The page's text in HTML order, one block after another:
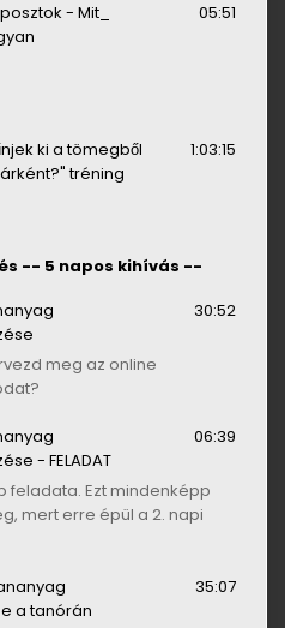
- Mit_
05:51
ki a tömegből
tréning
1:03:15
-- 5 napos kihívás --
30:52
meg az online
- FELADAT
06:39
feladata. Ezt mindenképp
mert erre épül a 2. napi
a tanórán
35:07